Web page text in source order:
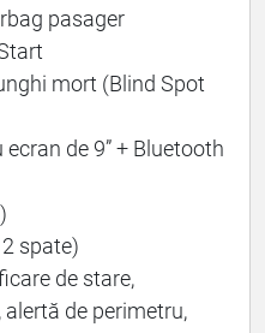
pasager
mort (Blind Spot
de 9” + Bluetooth
spate)
de stare,
de perimetru,